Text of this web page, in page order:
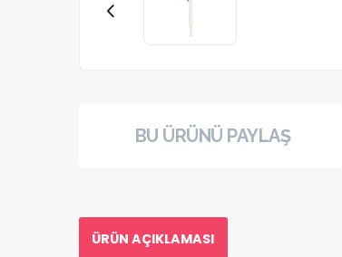
BU ÜRÜNÜ PAYLAŞ
ÜRÜN AÇIKLAMASI